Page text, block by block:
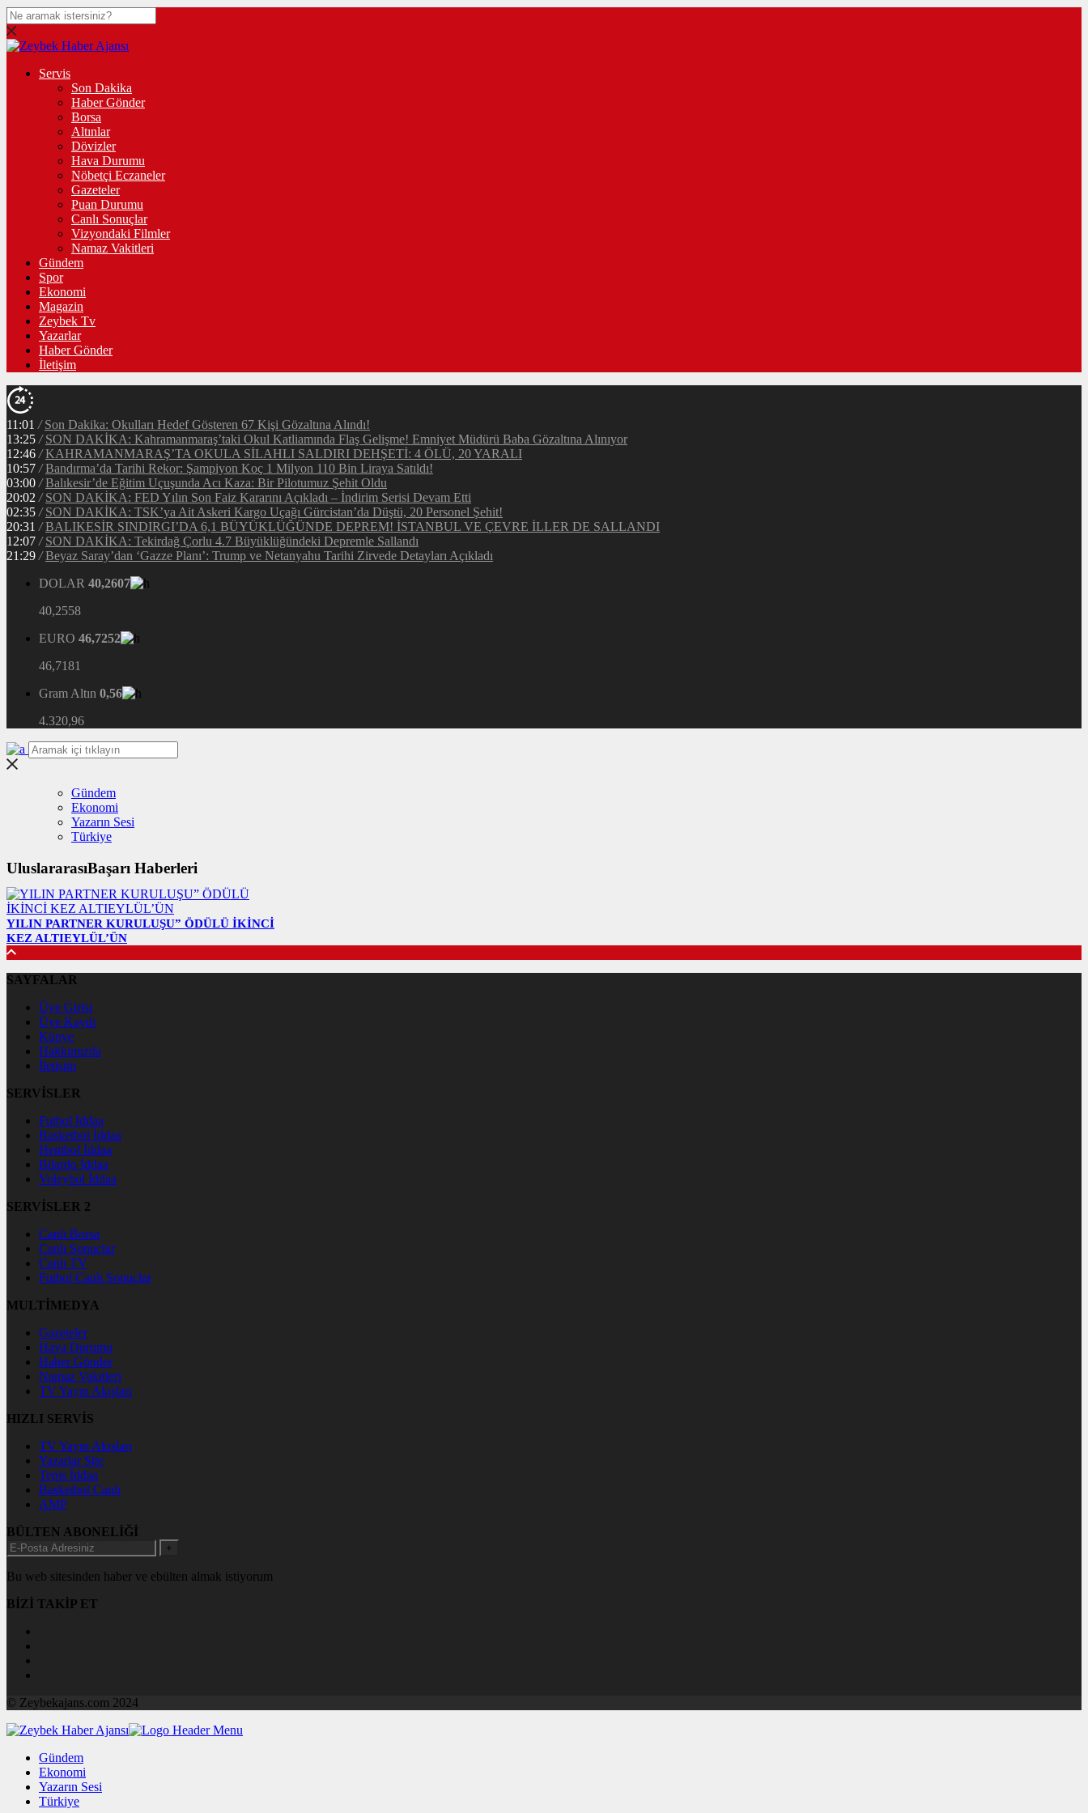
Servis
Son Dakika
Haber Gönder
Borsa
Altınlar
Dövizler
Hava Durumu
Nöbetçi Eczaneler
Gazeteler
Puan Durumu
Canlı Sonuçlar
Vizyondaki Filmler
Namaz Vakitleri
Gündem
Spor
Ekonomi
Magazin
Zeybek Tv
Yazarlar
Haber Gönder
İletişim
11:01 / Son Dakika: Okulları Hedef Gösteren 67 Kişi Gözaltına Alındı!
13:25 / SON DAKİKA: Kahramanmaraş’taki Okul Katliamında Flaş Gelişme! Emniyet Müdürü Baba Gözaltına Alınıyor
12:46 / KAHRAMANMARAŞ’TA OKULA SİLAHLI SALDIRI DEHŞETİ: 4 ÖLÜ, 20 YARALI
10:57 / Bandırma’da Tarihi Rekor: Şampiyon Koç 1 Milyon 110 Bin Liraya Satıldı!
03:00 / Balıkesir’de Eğitim Uçuşunda Acı Kaza: Bir Pilotumuz Şehit Oldu
20:02 / SON DAKİKA: FED Yılın Son Faiz Kararını Açıkladı – İndirim Serisi Devam Etti
02:35 / SON DAKİKA: TSK’ya Ait Askeri Kargo Uçağı Gürcistan’da Düştü, 20 Personel Şehit!
20:31 / BALIKESİR SINDIRGI’DA 6,1 BÜYÜKLÜĞÜNDE DEPREM! İSTANBUL VE ÇEVRE İLLER DE SALLANDI
12:07 / SON DAKİKA: Tekirdağ Çorlu 4.7 Büyüklüğündeki Depremle Sallandı
21:29 / Beyaz Saray’dan ‘Gazze Planı’: Trump ve Netanyahu Tarihi Zirvede Detayları Açıkladı
DOLAR 40,2607
40,2558
EURO 46,7252
46,7181
Gram Altın 0,56
4.320,96
Gündem
Ekonomi
Yazarın Sesi
Türkiye
UluslararasıBaşarı Haberleri
YILIN PARTNER KURULUŞU” ÖDÜLÜ İKİNCİ
KEZ ALTIEYLÜL’ÜN
SAYFALAR
Üye Girişi
Üye Kaydı
Künye
Hakkımızda
İletişim
SERVİSLER
Futbol İddaa
Basketbol İddaa
Hentbol İddaa
Bilardo İddaa
Voleybol İddaa
SERVİSLER 2
Canlı Borsa
Canlı Sonuçlar
Canlı TV
Futbol Canlı Sonuçlar
MULTİMEDYA
Gazeteler
Hava Durumu
Haber Gönder
Namaz Vakitleri
TV Yayın Akışları
HIZLI SERVİS
TV Yayın Akışları
Yazarlar Site
Tenis İddaa
Basketbol Canlı
AMP
BÜLTEN ABONELİĞİ
+
Bu web sitesinden haber ve ebülten almak istiyorum
BİZİ TAKİP ET
© Zeybekajans.com 2024
Gündem
Ekonomi
Yazarın Sesi
Türkiye